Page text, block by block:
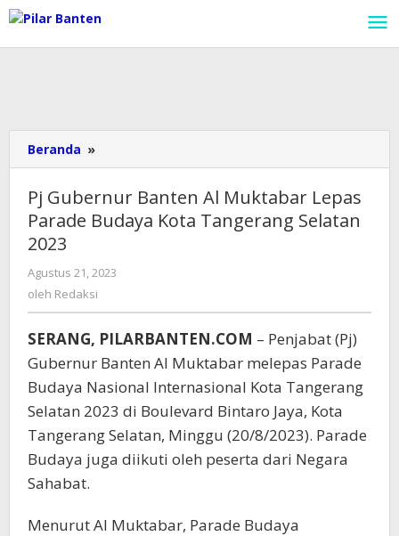
Lewati
ke
konten
Beranda »
Gubernur
Al
Muktabar
Budaya
Tangerang
Selatan
2023
Pj Gubernur Banten Al Muktabar Lepas
Parade Budaya Kota Tangerang Selatan
2023
Agustus 21, 2023
oleh Redaksi
SERANG, PILARBANTEN.COM – Penjabat (Pj)
Gubernur Banten Al Muktabar melepas Parade
Budaya Nasional Internasional Kota Tangerang
Selatan 2023 di Boulevard Bintaro Jaya, Kota
Tangerang Selatan, Minggu (20/8/2023). Parade
Budaya juga diikuti oleh peserta dari Negara
Sahabat.
Menurut Al Muktabar, Parade Budaya